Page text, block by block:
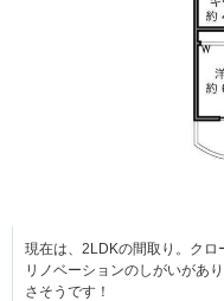
現在は、2LDKの間取り。クロ
リノベーションのしがいがあ
さそうです！